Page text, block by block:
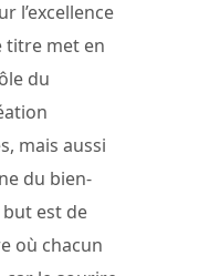
l’excellence
titre met en
du
mais aussi
du bien-
est de
où chacun